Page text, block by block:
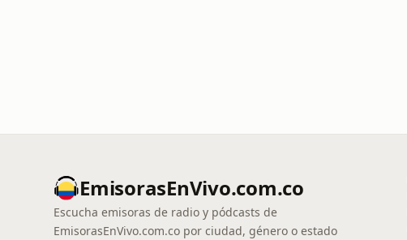
EmisorasEnVivo.com.co
Escucha emisoras de radio y pódcasts de
EmisorasEnVivo.com.co por ciudad, género o estado